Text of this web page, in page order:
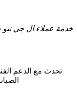
خدمة عملاء ال جي نيو
تحدث مع الدعم